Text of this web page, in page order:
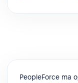
PeopleForce ma